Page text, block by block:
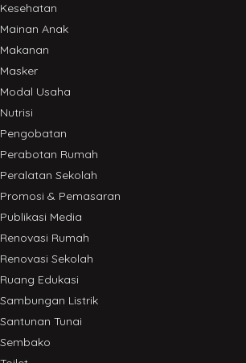
Kesehatan
Mainan Anak
Makanan
Masker
Modal Usaha
Nutrisi
Pengobatan
Perabotan Rumah
Peralatan Sekolah
Promosi & Pemasaran
Publikasi Media
Renovasi Rumah
Renovasi Sekolah
Ruang Edukasi
Sambungan Listrik
Santunan Tunai
Sembako